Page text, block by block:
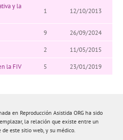
y la
1 12/10/2013
9 26/09/2024
2 11/05/2015
la FIV 5 23/01/2019
en Reproducción Asistida ORG ha sido
la relación que existe entre un
este sitio web, y su médico.